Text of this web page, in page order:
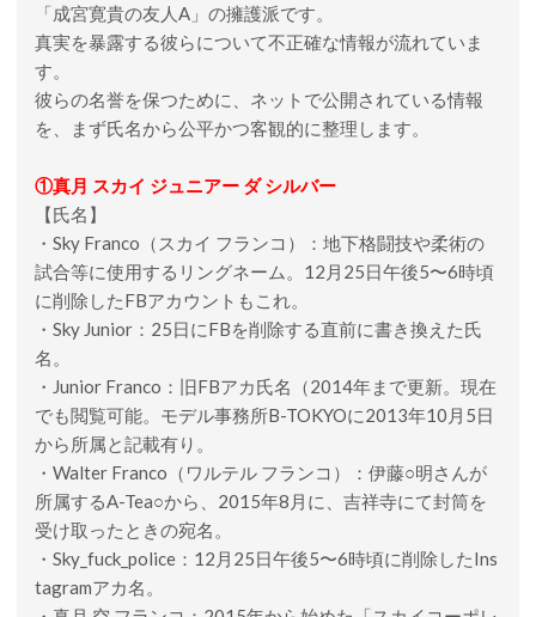
「成宮寛貴の友人A」の擁護派です。
真実を暴露する彼らについて不正確な情報が流れていま
す。
彼らの名誉を保つために、ネットで公開されている情報
を、まず氏名から公平かつ客観的に整理します。
①真月 スカイ ジュニアー ダ シルバー
【氏名】
・Sky Franco（スカイ フランコ）：地下格闘技や柔術の
試合等に使用するリングネーム。12月25日午後5〜6時頃
に削除したFBアカウントもこれ。
・Sky Junior：25日にFBを削除する直前に書き換えた氏
名。
・Junior Franco：旧FBアカ氏名（2014年まで更新。現在
でも閲覧可能。モデル事務所B-TOKYOに2013年10月5日
から所属と記載有り。
・Walter Franco（ワルテル フランコ）：伊藤○明さんが
所属するA-Tea○から、2015年8月に、吉祥寺にて封筒を
受け取ったときの宛名。
・Sky_fuck_police：12月25日午後5〜6時頃に削除したIns
tagramアカ名。